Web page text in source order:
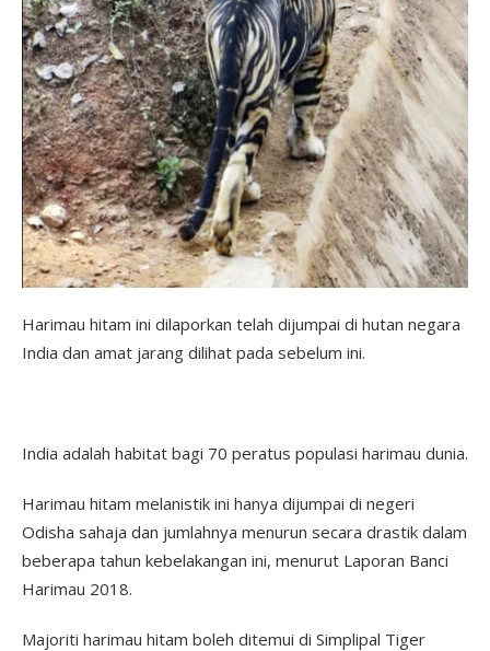
Harimau hitam ini dilaporkan telah dijumpai di hutan negara
India dan amat jarang dilihat pada sebelum ini.
India adalah habitat bagi 70 peratus populasi harimau dunia.
Harimau hitam melanistik ini hanya dijumpai di negeri
Odisha sahaja dan jumlahnya menurun secara drastik dalam
beberapa tahun kebelakangan ini, menurut Laporan Banci
Harimau 2018.
Majoriti harimau hitam boleh ditemui di Simplipal Tiger